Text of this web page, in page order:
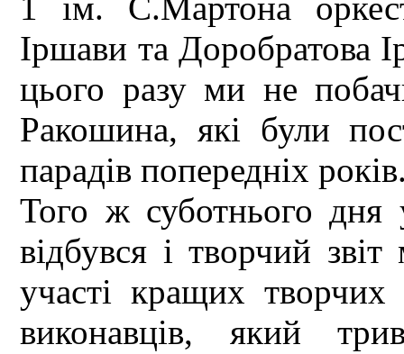
Іршави та Доробратова
цього разу ми не
Ракошина, які були
парадів попередніх
Того ж суботнього дня
відбувся і творчий
участі кращих творчих
виконавців, який